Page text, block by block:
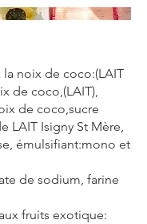
noix de coco:(LAIT
de coco,(LAIT),
de coco,sucre
LAIT Isigny St Mère,
émulsifiant:mono et
de sodium, farine
fruits exotique: